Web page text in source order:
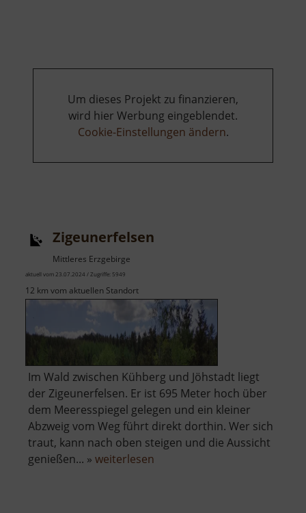
Um dieses Projekt zu finanzieren,
wird hier Werbung eingeblendet.
Cookie-Einstellungen ändern.
Zigeunerfelsen
Mittleres Erzgebirge
aktuell vom 23.07.2024 / Zugriffe: 5949
12 km vom aktuellen Standort
Im Wald zwischen Kühberg und Jöhstadt liegt
der Zigeunerfelsen. Er ist 695 Meter hoch über
dem Meeresspiegel gelegen und ein kleiner
Abzweig vom Weg führt direkt dorthin. Wer sich
traut, kann nach oben steigen und die Aussicht
genießen... » weiterlesen